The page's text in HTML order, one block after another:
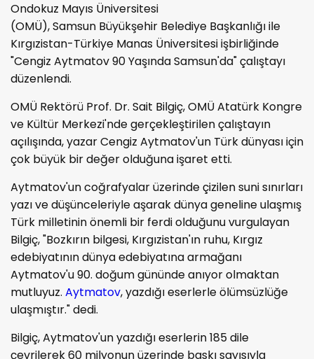
Ondokuz Mayıs Üniversitesi
(OMÜ), Samsun Büyükşehir Belediye Başkanlığı ile
Kırgızistan-Türkiye Manas Üniversitesi işbirliğinde
"Cengiz Aytmatov 90 Yaşında Samsun'da" çalıştayı
düzenlendi.
OMÜ Rektörü Prof. Dr. Sait Bilgiç, OMÜ Atatürk Kongre
ve Kültür Merkezi'nde gerçekleştirilen çalıştayın
açılışında, yazar Cengiz Aytmatov'un Türk dünyası için
çok büyük bir değer olduğuna işaret etti.
Aytmatov'un coğrafyalar üzerinde çizilen suni sınırları
yazı ve düşünceleriyle aşarak dünya geneline ulaşmış
Türk milletinin önemli bir ferdi olduğunu vurgulayan
Bilgiç, "Bozkırın bilgesi, Kırgızistan'ın ruhu, Kırgız
edebiyatının dünya edebiyatına armağanı
Aytmatov'u 90. doğum gününde anıyor olmaktan
mutluyuz. Aytmatov, yazdığı eserlerle ölümsüzlüğe
ulaşmıştır." dedi.
Bilgiç, Aytmatov'un yazdığı eserlerin 185 dile
çevrilerek 60 milyonun üzerinde baskı sayısıyla